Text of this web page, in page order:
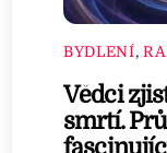
BYDLENÍ,
Vědci
smrtí.